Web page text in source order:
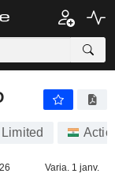
Varia. 1 janv.